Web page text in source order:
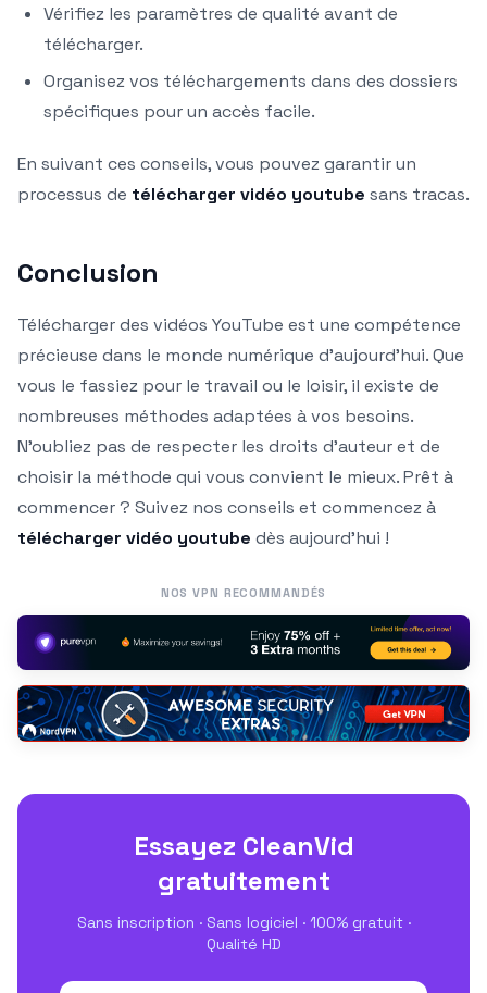
Vérifiez les paramètres de qualité avant de
télécharger.
Organisez vos téléchargements dans des dossiers
spécifiques pour un accès facile.
En suivant ces conseils, vous pouvez garantir un
processus de télécharger vidéo youtube sans tracas.
Conclusion
Télécharger des vidéos YouTube est une compétence
précieuse dans le monde numérique d’aujourd’hui. Que
vous le fassiez pour le travail ou le loisir, il existe de
nombreuses méthodes adaptées à vos besoins.
N’oubliez pas de respecter les droits d’auteur et de
choisir la méthode qui vous convient le mieux. Prêt à
commencer ? Suivez nos conseils et commencez à
télécharger vidéo youtube dès aujourd’hui !
NOS VPN RECOMMANDÉS
Essayez CleanVid
gratuitement
Sans inscription · Sans logiciel · 100% gratuit ·
Qualité HD